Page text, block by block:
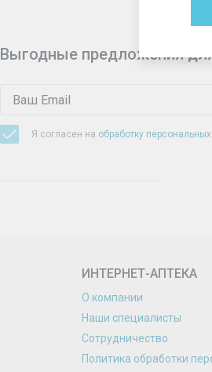
Выгодные предложения
Я согласен на обработку
ИНТЕРНЕТ-АПТЕКА
О компании
Наши специалисты
Сотрудничество
Политика обработки